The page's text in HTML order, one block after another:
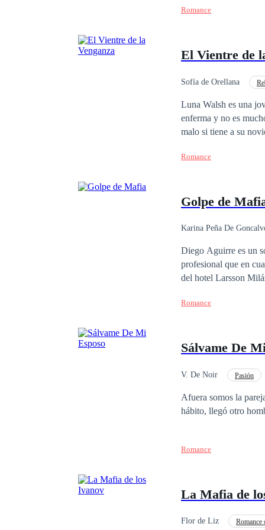
que morirá y a Odele se le rompe el
hicieron.
Romance
El Vientre de
Sofía de Orellana
Luna Walsh es una joven universitaria que trata
enferma y no es
malo si tiene a su
quien recurrir, se
porque las relaciones
a su heredero… hasta
Romance
Golpe de
Karina Peña De
Diego Aguirre es un
profesional que en
del hotel Larsson
millonaria, hermosa y
no todo lo que brilla
intensa historia
Romance
Sálvame De
V. De Noir Pasión
Afuera somos la
hábito, llegó otro
Romance
La Mafia de
Flor de Liz Romance